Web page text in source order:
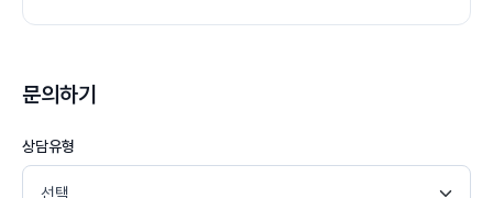
문의하기
상담유형